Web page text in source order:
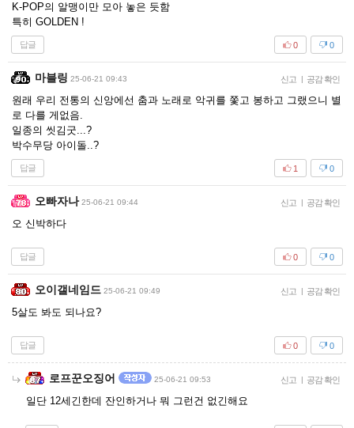
K-POP의 알맹이만 모아 놓은 듯함
특히 GOLDEN !
답글 0
0
마블링 25-06-21 09:43 신고 | 공감 확인
원래 우리 전통의 신앙에선 춤과 노래로 악귀를 쫓고 봉하고 그랬으니 별
로 다를 게없음.
일종의 씻김굿...?
박수무당 아이돌..?
답글 0
1
오빠자나 25-06-21 09:44 신고 | 공감 확인
오 신박하다
답글 0
0
오이갤네임드 25-06-21 09:49 신고 | 공감 확인
5살도 봐도 되나요?
답글 0
0
로프꾼오징어 25-06-21 09:53 신고 | 공감 확인
일단 12세긴한데 잔인하거나 뭐 그런건 없긴해요